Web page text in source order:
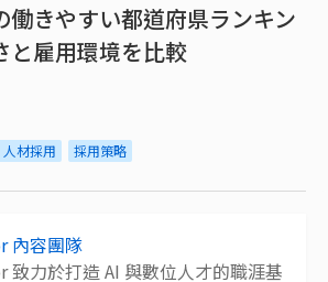
働きやすい都道府県ランキン
と雇用環境を比較
人材採用 採用策略
內容團隊
致力於打造 AI 與數位人才的職涯基